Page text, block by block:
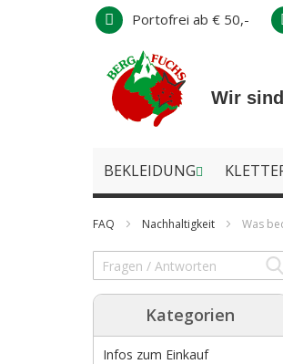
Direkt
Inhalt
Portofrei ab € 50,-
Wir
BEKLEIDUNG
FAQ Nachhaltigkeit Was
Kategorien
Infos zum Einkauf